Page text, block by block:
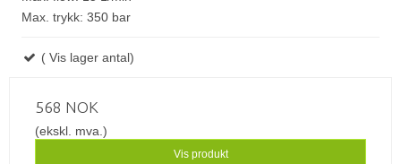
Max. trykk: 350 bar
( Vis lager antal)
568 NOK
(ekskl. mva.)
Vis produkt